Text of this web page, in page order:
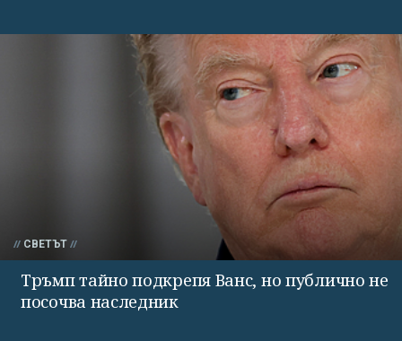
СВЕТЪТ
Тръмп тайно подкрепя Ванс, но публично не
посочва наследник